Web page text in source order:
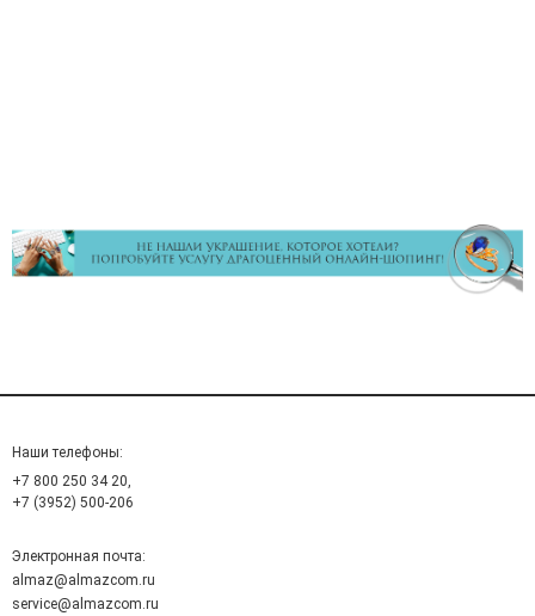
Наши телефоны:
+7 800 250 34 20,
+7 (3952) 500-206
Электронная почта:
almaz@almazcom.ru
service@almazcom.ru